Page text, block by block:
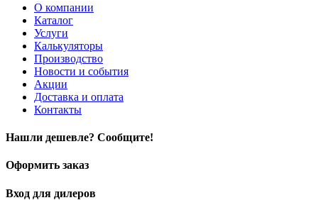
О компании
Каталог
Услуги
Калькуляторы
Производство
Новости и события
Акции
Доставка и оплата
Контакты
Нашли дешевле? Сообщите!
Оформить заказ
Вход для дилеров